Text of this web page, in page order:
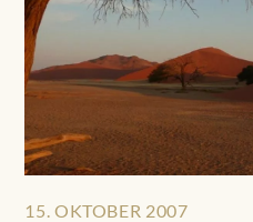
15. OKTOBER 2007